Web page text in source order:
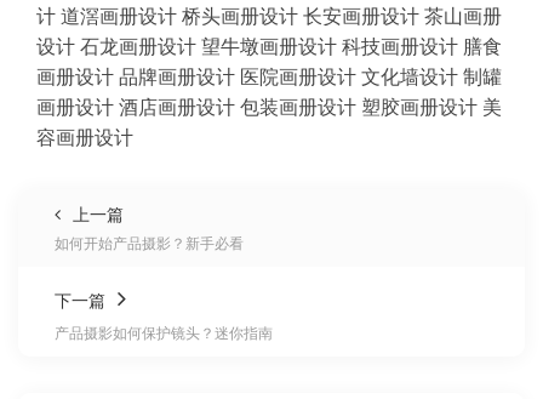
计道滘画册设计桥头画册设计长安画册设计茶山画册
设计石龙画册设计望牛墩画册设计科技画册设计 膳食
画册设计品牌画册设计 医院画册设计文化墙设计制罐
画册设计酒店画册设计包装画册设计 塑胶画册设计 美
容画册设计
上一篇
如何开始产品摄影？新手必看
下一篇
产品摄影如何保护镜头？迷你指南